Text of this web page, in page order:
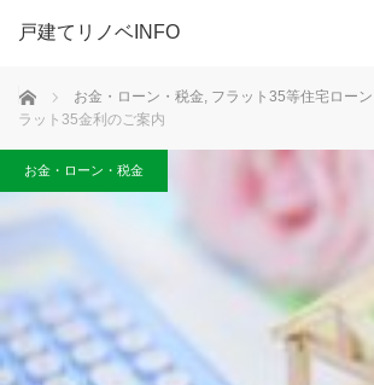
戸建てリノベINFO
ホーム お金・ローン・税金, フラット35等住宅ローン
ラット35金利のご案内
お金・ローン・税金